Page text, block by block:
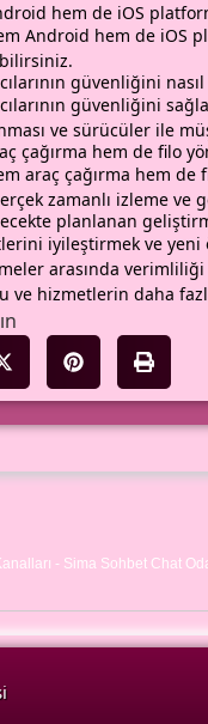
hem de iOS
Android hem de iOS
güvenliğini nasıl
güvenliğini
ve sürücüler ile
çağırma hem de filo
araç çağırma hem
zamanlı izleme ve
planlanan
iyileştirmek ve yeni
arasında
ve hizmetlerin daha
- Sima Sohbet Chat